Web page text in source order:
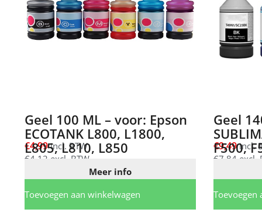
Geel 100 ML – voor: Epson
ECOTANK L800, L1800,
L805, L810, L850
€4,99incl. BTW
€4,12 excl. BTW
Meer info
Toevoegen aan winkelwagen
Geel
F500,
€9,49incl.
€7,84 excl.
Toevoegen